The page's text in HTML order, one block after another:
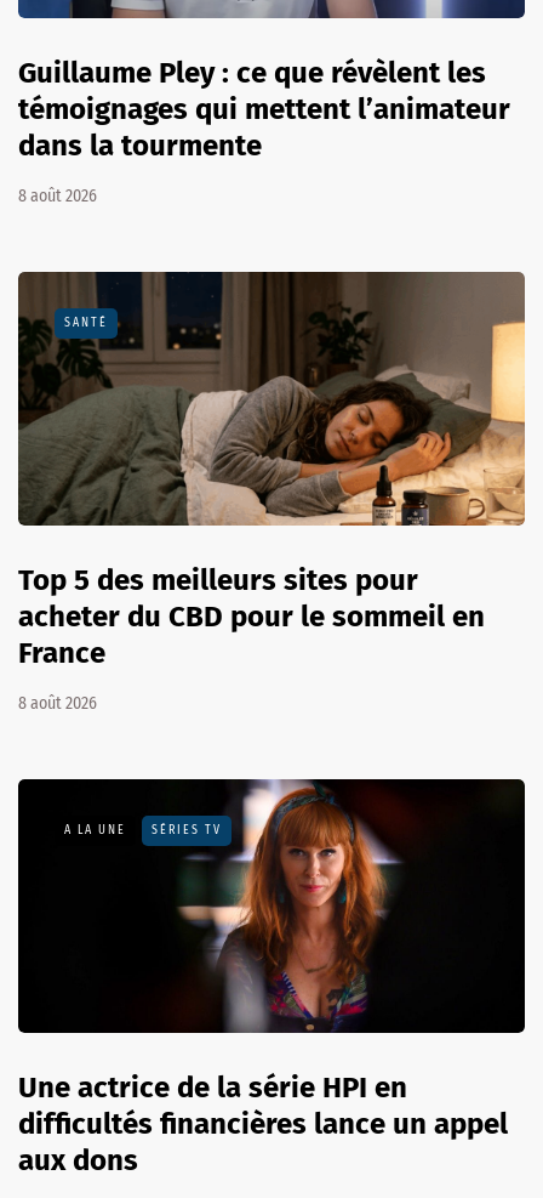
Guillaume Pley : ce que révèlent les
témoignages qui mettent l’animateur
dans la tourmente
8 août 2026
SANTÉ
Top 5 des meilleurs sites pour
acheter du CBD pour le sommeil en
France
8 août 2026
A LA UNE SÉRIES TV
Une actrice de la série HPI en
difficultés financières lance un appel
aux dons